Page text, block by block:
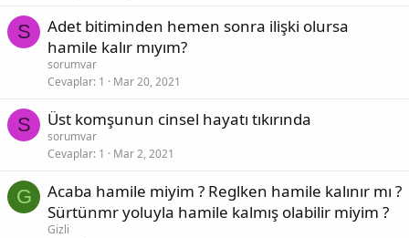
S
Adet bitiminden hemen sonra ilişki olursa
hamile kalır mıyım?
sorumvar
Cevaplar 1 Mar 20, 2021
S Üst komşunun cinsel hayatı tıkırında
sorumvar
Cevaplar 1 Mar 2, 2021
G
Acaba hamile miyim ? Reglken hamile kalınır mı ?
Sürtünmr yoluyla hamile kalmış olabilir miyim ?
Gizli